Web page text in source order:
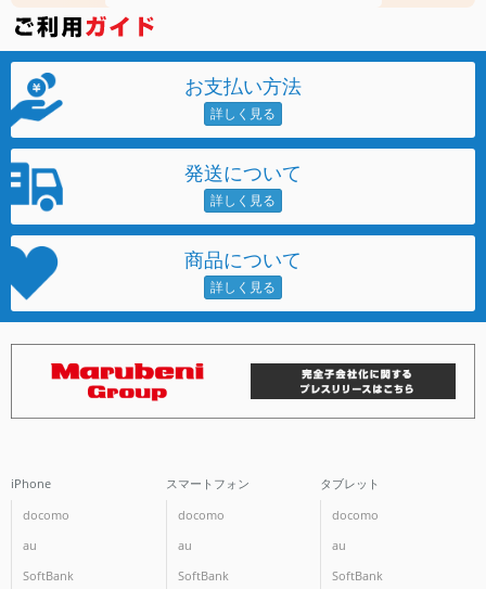
お支払い方法
発送について
商品について
iPhone
docomo
au
SoftBank
スマートフォン
docomo
au
SoftBank
タブレット
docomo
au
SoftBank